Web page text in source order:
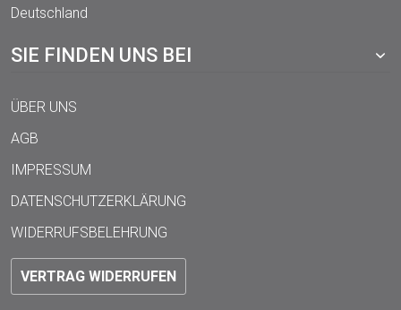
Deutschland
SIE FINDEN UNS BEI
ÜBER UNS
AGB
IMPRESSUM
DATENSCHUTZERKLÄRUNG
WIDERRUFSBELEHRUNG
VERTRAG WIDERRUFEN